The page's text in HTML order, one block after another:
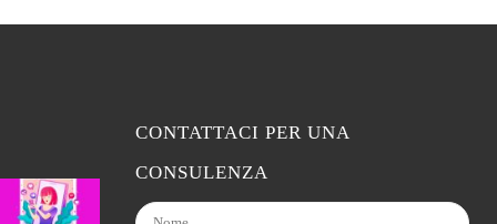
CONTATTACI PER UNA
CONSULENZA